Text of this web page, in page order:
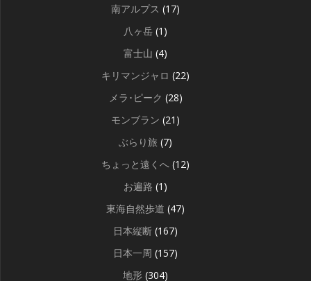
南アルプス (17)
八ヶ岳 (1)
富士山 (4)
キリマンジャロ (22)
メラ･ピーク (28)
モンブラン (21)
ぶらり旅 (7)
ちょっと遠くへ (12)
お遍路 (1)
東海自然歩道 (47)
日本縦断 (167)
日本一周 (157)
地形 (304)